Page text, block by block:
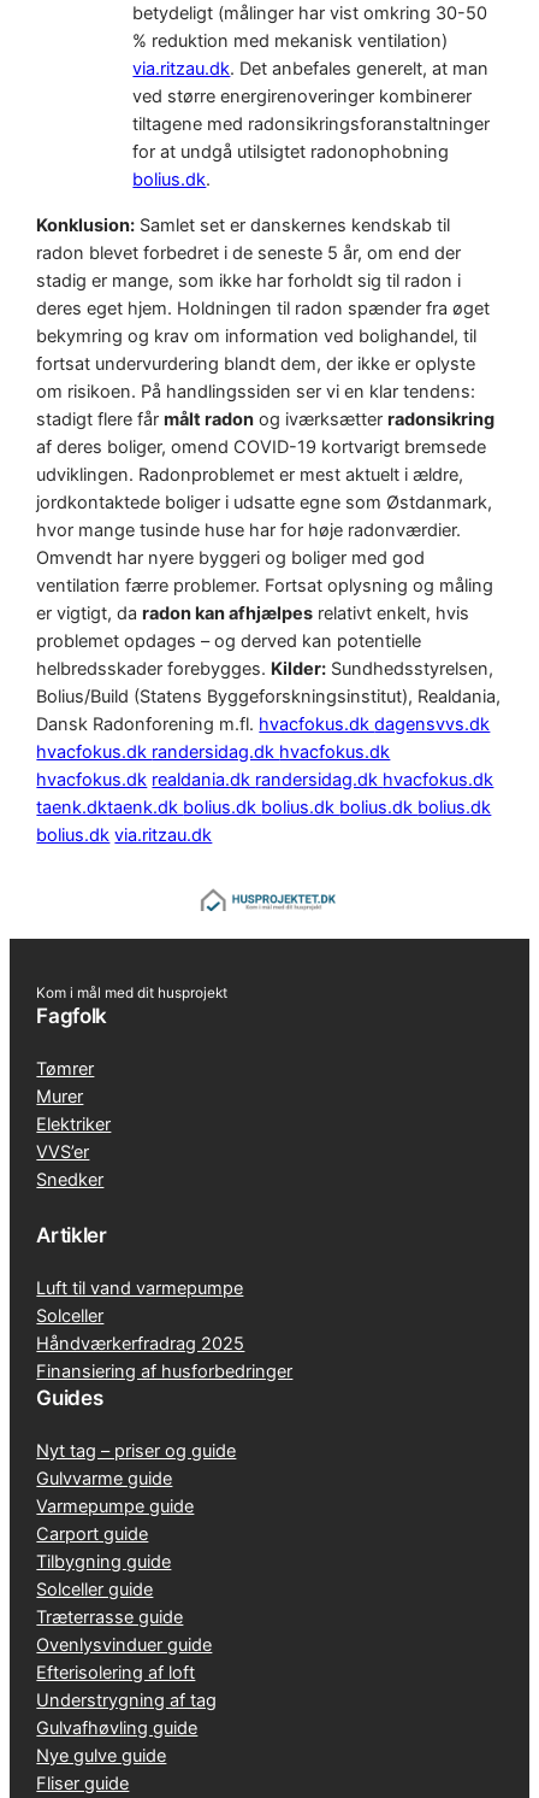
betydeligt (målinger har vist omkring 30-50
% reduktion med mekanisk ventilation)
via.ritzau.dk. Det anbefales generelt, at man
ved større energirenoveringer kombinerer
tiltagene med radonsikringsforanstaltninger
for at undgå utilsigtet radonophobning
bolius.dk.
Konklusion: Samlet set er danskernes kendskab til
radon blevet forbedret i de seneste 5 år, om end der
stadig er mange, som ikke har forholdt sig til radon i
deres eget hjem. Holdningen til radon spænder fra øget
bekymring og krav om information ved bolighandel, til
fortsat undervurdering blandt dem, der ikke er oplyste
om risikoen. På handlingssiden ser vi en klar tendens:
stadigt flere fårmålt radon og iværksætterradonsikring
af deres boliger, omend COVID-19 kortvarigt bremsede
udviklingen. Radonproblemet er mest aktuelt i ældre,
jordkontaktede boliger i udsatte egne som Østdanmark,
hvor mange tusinde huse har for høje radonværdier.
Omvendt har nyere byggeri og boliger med god
ventilation færre problemer. Fortsat oplysning og måling
er vigtigt, daradon kan afhjælpes relativt enkelt, hvis
problemet opdages – og derved kan potentielle
helbredsskader forebygges. Kilder: Sundhedsstyrelsen,
Bolius/Build (Statens Byggeforskningsinstitut), Realdania,
Dansk Radonforening m.fl. hvacfokus.dkdagensvvs.dk
hvacfokus.dk randersidag.dk hvacfokus.dk
hvacfokus.dk realdania.dk randersidag.dk hvacfokus.dk
taenk.dktaenk.dk bolius.dk bolius.dk bolius.dk bolius.dk
bolius.dk via.ritzau.dk
Kom i mål med dit husprojekt
Fagfolk
Tømrer
Murer
Elektriker
VVS’er
Snedker
Artikler
Luft til vand varmepumpe
Solceller
Håndværkerfradrag 2025
Finansiering af husforbedringer
Guides
Nyt tag – priser og guide
Gulvvarme guide
Varmepumpe guide
Carport guide
Tilbygning guide
Solceller guide
Træterrasse guide
Ovenlysvinduer guide
Efterisolering af loft
Understrygning af tag
Gulvafhøvling guide
Nye gulve guide
Fliser guide